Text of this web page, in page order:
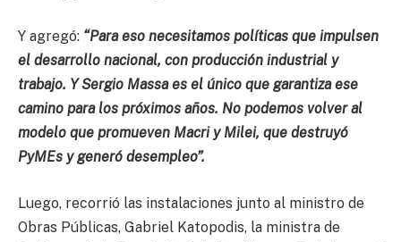
Y agregó: “Para eso necesitamos políticas que impulsen
el desarrollo nacional, con producción industrial y
trabajo. Y Sergio Massa es el único que garantiza ese
camino para los próximos años. No podemos volver al
modelo que promueven Macri y Milei, que destruyó
PyMEs y generó desempleo”.
Luego, recorrió las instalaciones junto al ministro de
Obras Públicas, Gabriel Katopodis, la ministra de